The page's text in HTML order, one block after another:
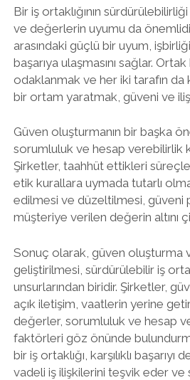
Bir iş ortaklığının sürdürülebilirliği
ve değerlerin uyumu da
arasındaki güçlü bir uyum,
başarıya ulaşmasını sağlar.
odaklanmak ve her iki tarafın da
bir ortam yaratmak, güveni ve
Güven oluşturmanın bir başka
sorumluluk ve hesap verebilirlik
Şirketler, taahhüt ettikleri
etik kurallara uymada tutarlı
edilmesi ve düzeltilmesi, güveni
müşteriye verilen değerin altını
Sonuç olarak, güven oluşturma
geliştirilmesi, sürdürülebilir iş
unsurlarından biridir. Şirketler,
açık iletişim, vaatlerin yerine
değerler, sorumluluk ve hesap
faktörleri göz önünde
bir iş ortaklığı, karşılıklı
vadeli iş ilişkilerini teşvik eder ve